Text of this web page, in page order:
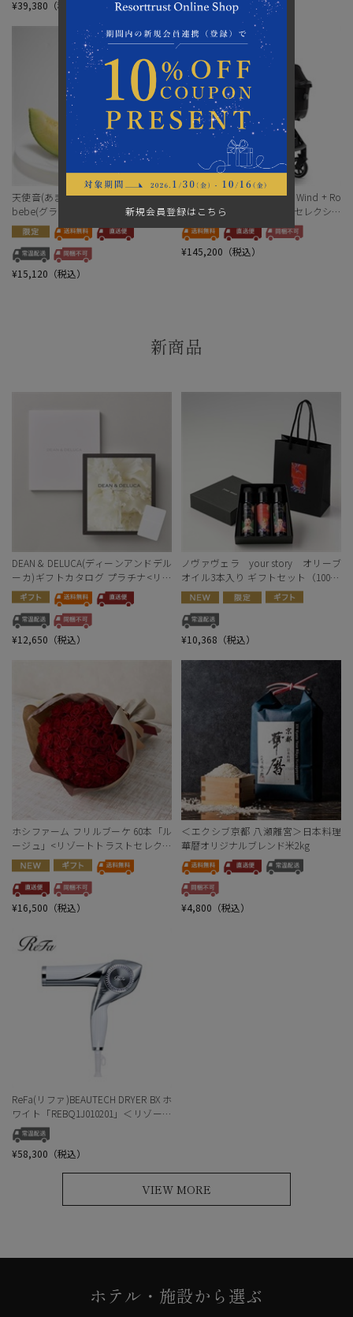
¥39,380（税込） ¥7,980（税込）
天使音(あまね)マスクメロン Grand
bebe(グラン・べべ)1玉＜リゾートト
ラストセレクション＞[地域の銘品：
静岡]
¥15,120（税込）
TAVO(タボ) Maeve™ iso7X Wind + Ro
scoe™＜リゾートトラストセレクショ
ン＞
¥145,200（税込）
新商品
DEAN & DELUCA(ディーンアンドデル
ーカ)ギフトカタログ プラチナ<リゾ
ートトラストセレクション>
¥12,650（税込）
ノヴァヴェラ your story オリーブ
オイル3本入り ギフトセット（100ml
×3）＜リゾートトラストセレクショ
ン＞
¥10,368（税込）
ホシファーム フリルブーケ 60本「ル
ージュ」<リゾートトラストセレクシ
ョン>
¥16,500（税込）
＜エクシブ京都 八瀬離宮＞日本料理
華暦オリジナルブレンド米2kg
¥4,800（税込）
ReFa(リファ)BEAUTECH DRYER BX ホ
ワイト「REBQ1J010201」＜リゾート
トラストセレクション＞
¥58,300（税込）
VIEW MORE
ホテル・施設から選ぶ
新規会員登録はこちら